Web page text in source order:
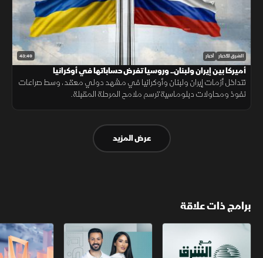
43:49 الشرق للأخبار أخبار
أميركا بين إيران ولبنان.. وروسيا تفرض حساباتها في أوكرانيا
تتداخل أزمات إيران ولبنان وأوكرانيا في مشهد دولي معقد، وسط صراعات
نفوذ ومحاولات دبلوماسية ترسم ملامح المرحلة المقبلة.
عرض المزيد
برامج ذات علاقة
مع الشرق الأوسط الخبر الآخر أخبار الشرق